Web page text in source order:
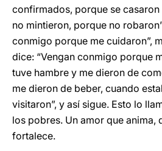
confirmados, porque se
no mintieron, porque no
conmigo porque me cuidaron”,
dice: “Vengan conmigo porque
tuve hambre y me dieron de
me dieron de beber, cuando
visitaron”, y así sigue. Esto lo
los pobres. Un amor que anima,
fortalece.